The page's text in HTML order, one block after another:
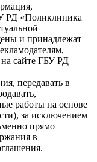
РД «Поликлиника
и принадлежат
сайте ГБУ РД
передавать в
работы на основе
за исключением
прямо
в